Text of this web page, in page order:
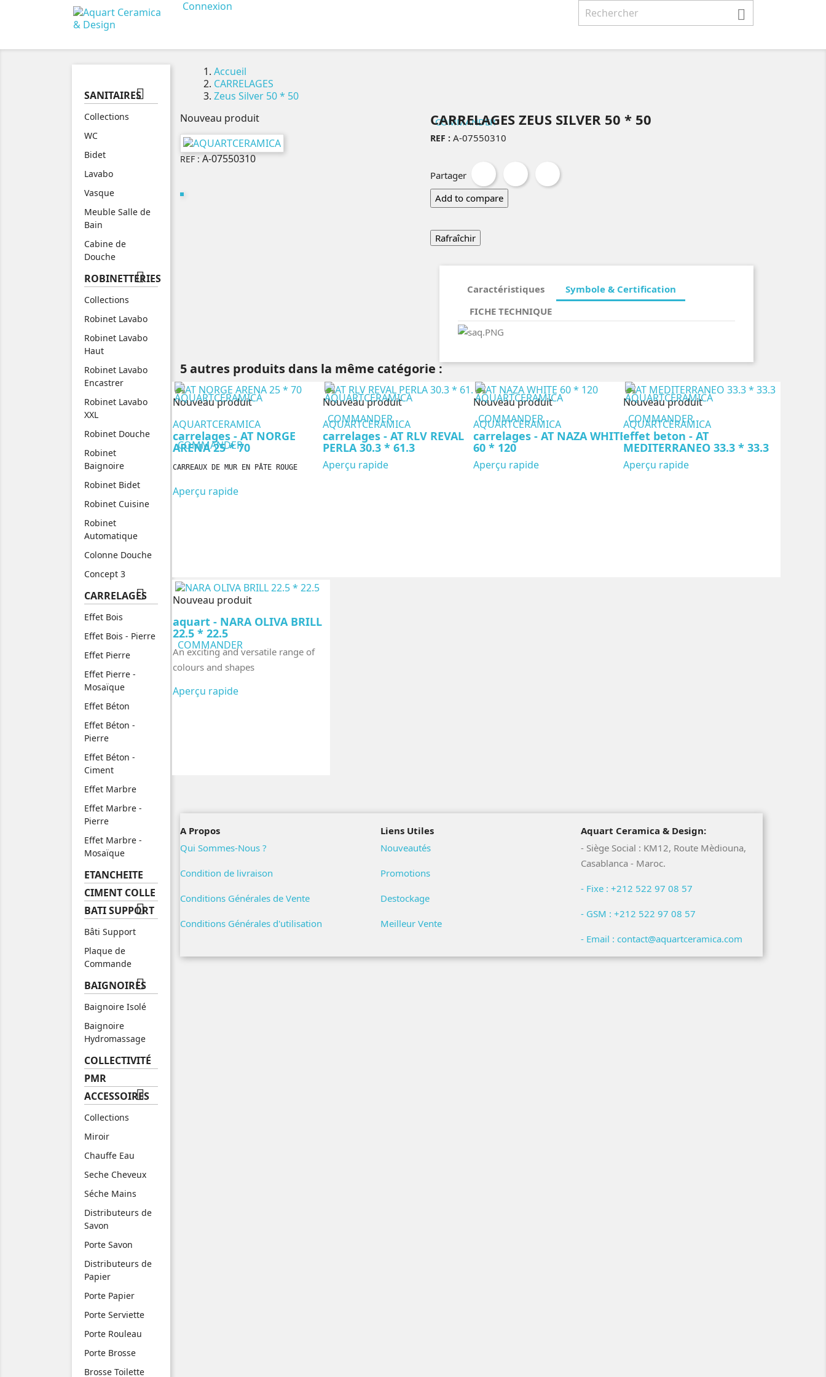

Connexion
SANITAIRES

Collections
WC
Bidet
Lavabo
Vasque
Meuble Salle de
Bain
Cabine de
Douche
ROBINETTERIES

Collections
Robinet Lavabo
Robinet Lavabo
Haut
Robinet Lavabo
Encastrer
Robinet Lavabo
XXL
Robinet Douche
Robinet
Baignoire
Robinet Bidet
Robinet Cuisine
Robinet
Automatique
Colonne Douche
Concept 3
CARRELAGES

Effet Bois
Effet Bois - Pierre
Effet Pierre
Effet Pierre -
Mosaïque
Effet Béton
Effet Béton -
Pierre
Effet Béton -
Ciment
Effet Marbre
Effet Marbre -
Pierre
Effet Marbre -
Mosaïque
ETANCHEITE
CIMENT COLLE
BATI SUPPORT

Bâti Support
Plaque de
Commande
BAIGNOIRES

Baignoire Isolé
Baignoire
Hydromassage
COLLECTIVITÉ
PMR
ACCESSOIRES

Collections
Miroir
Chauffe Eau
Seche Cheveux
Séche Mains
Distributeurs de
Savon
Porte Savon
Distributeurs de
Papier
Porte Papier
Porte Serviette
Porte Rouleau
Porte Brosse
Brosse Toilette
Accueil
CARRELAGES
Zeus Silver 50 * 50
Nouveau produit
REF : A-07550310
CARRELAGES ZEUS SILVER 50 * 50
REF : A-07550310
COMMANDER
Partager
PartagerTweet Pinterest
Add to compare
Caractéristiques
Symbole & Certification
FICHE TECHNIQUE
5 autres produits dans la même catégorie :
Nouveau produit
AQUARTCERAMICA
carrelages - AT NORGE
ARENA 25 * 70
CARREAUX DE MUR EN PÂTE ROUGE
COMMANDER
Aperçu rapide
Nouveau produit
AQUARTCERAMICA
carrelages - AT RLV REVAL
PERLA 30.3 * 61.3
COMMANDER
Aperçu rapide
Nouveau produit
AQUARTCERAMICA
carrelages - AT NAZA WHITE
60 * 120
COMMANDER
Aperçu rapide
Nouveau produit
AQUARTCERAMICA
effet beton - AT
MEDITERRANEO 33.3 * 33.3
COMMANDER
Aperçu rapide
Nouveau produit
aquart - NARA OLIVA BRILL
22.5 * 22.5
An exciting and versatile range of
colours and shapes
COMMANDER
Aperçu rapide
A Propos
Qui Sommes-Nous ?
Condition de livraison
Conditions Générales de Vente
Conditions Générales d'utilisation
Liens Utiles
Nouveautés
Promotions
Destockage
Meilleur Vente
Aquart Ceramica & Design:
- Siège Social : KM12, Route Mèdiouna,
Casablanca - Maroc.
- Fixe : +212 522 97 08 57
- GSM : +212 522 97 08 57
- Email : contact@aquartceramica.com